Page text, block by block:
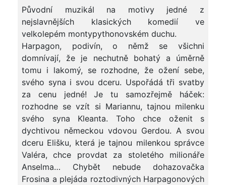
Původní muzikál na motivy jedné z
nejslavnějších klasických komedií ve
velkolepém montypythonovském duchu.
Harpagon, podivín, o němž se všichni
domnívají, že je nechutně bohatý a úměrně
tomu i lakomý, se rozhodne, že ožení sebe,
svého syna i svou dceru. Uspořádá tři svatby
za cenu jedné! Je tu samozřejmě háček:
rozhodne se vzít si Mariannu, tajnou milenku
svého syna Kleanta. Toho chce oženit s
dychtivou německou vdovou Gerdou. A svou
dceru Elišku, která je tajnou milenkou správce
Valéra, chce provdat za stoletého milionáře
Anselma… Chybět nebude dohazovačka
Frosina a plejáda roztodivných Harpagonových